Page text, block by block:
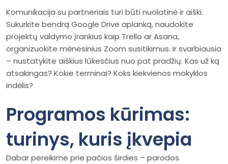
Komunikacija su partneriais turi būti nuolatinė ir aiški.
Sukurkite bendrą Google Drive aplanką, naudokite
projektų valdymo įrankius kaip Trello ar Asana,
organizuokite mėnesinius Zoom susitikimus. Ir svarbiausia
– nustatykite aiškius lūkesčius nuo pat pradžių. Kas už ką
atsakingas? Kokie terminai? Koks kiekvienos mokyklos
indėlis?
Programos kūrimas:
turinys, kuris įkvepia
Dabar pereikime prie pačios širdies – parodos